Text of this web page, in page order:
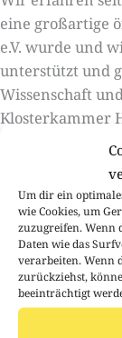
Um dir ein
wie Cookies, um
zuzugreifen. Wenn
Daten wie das
verarbeiten. Wenn
zurückziehst,
beeinträchtigt
eine großartige
e.V. wurde und
unterstützt und
Wissenschaft
Klosterkammer
Niedersachsen
institutionelle
Hannover.
Aber damit ein
Verein wie
Anerkennung